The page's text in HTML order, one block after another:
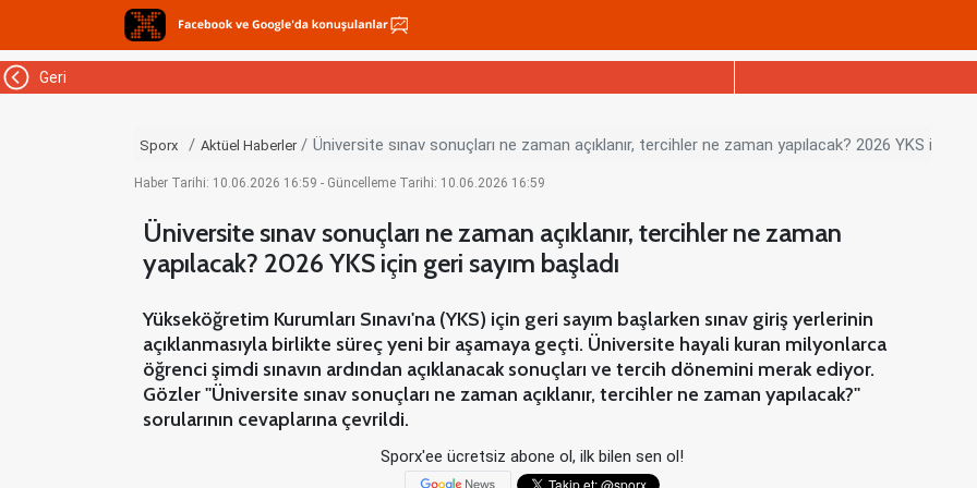
Geri
Sporx Aktüel Haberler Üniversite sınav sonuçları ne zaman açıklanır, tercihler ne zaman yapılacak? 2026 YKS için geri
Haber Tarihi: 10.06.2026 16:59 - Güncelleme Tarihi: 10.06.2026 16:59
Üniversite sınav sonuçları ne zaman açıklanır, tercihler ne zaman
yapılacak? 2026 YKS için geri sayım başladı
Yükseköğretim Kurumları Sınavı'na (YKS) için geri sayım başlarken sınav giriş yerlerinin
açıklanmasıyla birlikte süreç yeni bir aşamaya geçti. Üniversite hayali kuran milyonlarca
öğrenci şimdi sınavın ardından açıklanacak sonuçları ve tercih dönemini merak ediyor.
Gözler ''Üniversite sınav sonuçları ne zaman açıklanır, tercihler ne zaman yapılacak?''
sorularının cevaplarına çevrildi.
Sporx'ee ücretsiz abone ol, ilk bilen sen ol!